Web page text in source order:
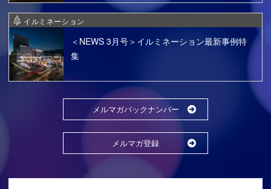
イルミネーション
＜NEWS 3月号＞イルミネーション最新事例特
集
メルマガバックナンバー
メルマガ登録